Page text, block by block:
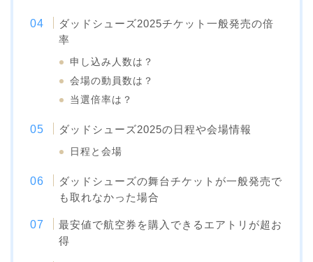
ダッドシューズ2025チケット一般発売の倍
率
申し込み人数は？
会場の動員数は？
当選倍率は？
ダッドシューズ2025の日程や会場情報
日程と会場
ダッドシューズの舞台チケットが一般発売で
も取れなかった場合
最安値で航空券を購入できるエアトリが超お
得